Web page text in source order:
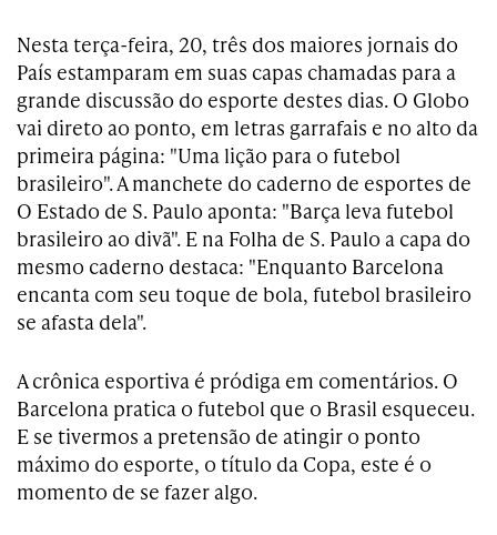
Nesta terça-feira, 20, três dos maiores jornais do
País estamparam em suas capas chamadas para a
grande discussão do esporte destes dias. O Globo
vai direto ao ponto, em letras garrafais e no alto da
primeira página: "Uma lição para o futebol
brasileiro". A manchete do caderno de esportes de
O Estado de S. Paulo aponta: "Barça leva futebol
brasileiro ao divã". E na Folha de S. Paulo a capa do
mesmo caderno destaca: "Enquanto Barcelona
encanta com seu toque de bola, futebol brasileiro
se afasta dela".
A crônica esportiva é pródiga em comentários. O
Barcelona pratica o futebol que o Brasil esqueceu.
E se tivermos a pretensão de atingir o ponto
máximo do esporte, o título da Copa, este é o
momento de se fazer algo.